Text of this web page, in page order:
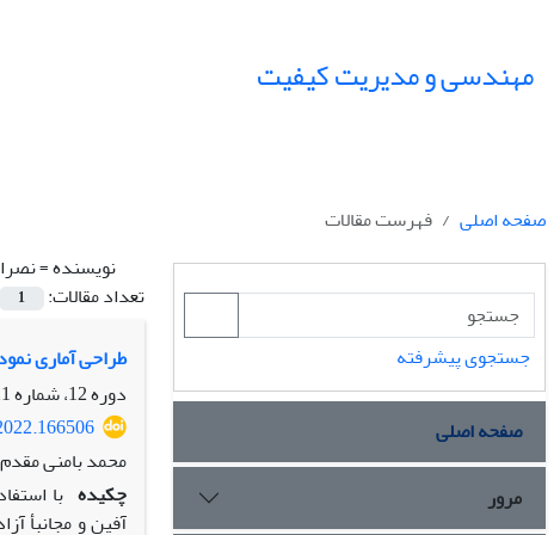
مهندسی و مدیریت کیفیت
صفحه اصلی
فهرست مقالات
نویسنده =
تعداد مقالات:
1
طراحی آماری
دوره 12، شماره 1، بهار 1401، صفحه
محمد بامنی
چکیده با
آفین و مجانبأ
جستجوی پیشرفته
صفحه اصلی
مرور